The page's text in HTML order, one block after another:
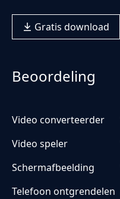
Gratis download
Beoordeling
Video converteerder
Video speler
Schermafbeelding
Telefoon ontgrendelen